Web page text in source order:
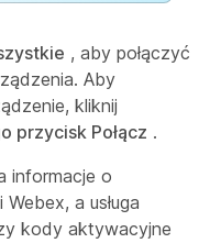
, aby połączyć
Aby
kliknij
przycisk Połącz .
informacje o
a usługa
kody aktywacyjne